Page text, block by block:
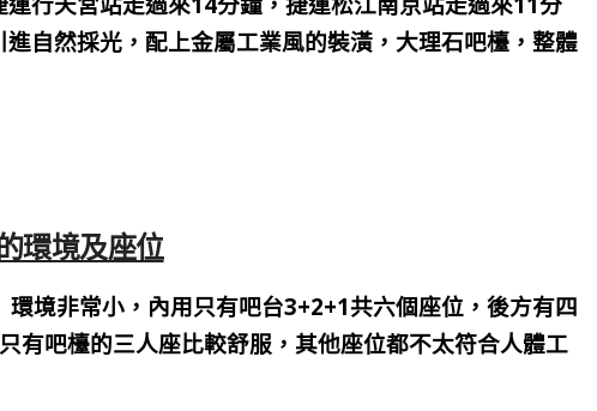
進自然採光，配上金屬工業風的裝潢，大理石吧檯，整體
環境及座位
環境非常小，內用只有吧台3+2+1共六個座位，後方有四
有吧檯的三人座比較舒服，其他座位都不太符合人體工